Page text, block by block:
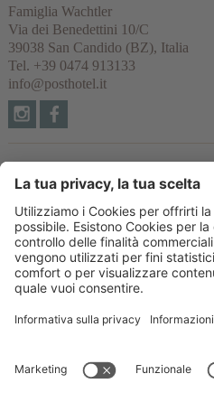
Famiglia Wachtler
Via dei Benedettini 10/C
39038 San Candido (BZ), Italia
Tel. +39 0474 913133
info@posthotel.it
Links
Recensioni
Partner
© 2026 Posthotel & Residence Srl
Impostazioni cookie
Sitemap